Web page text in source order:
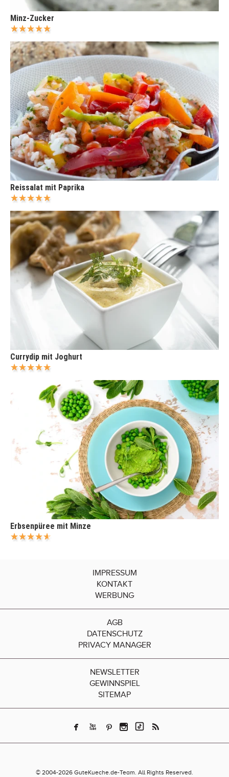
Minz-Zucker
Reissalat mit Paprika
Currydip mit Joghurt
Erbsenpüree mit Minze
IMPRESSUM
KONTAKT
WERBUNG
AGB
DATENSCHUTZ
PRIVACY MANAGER
NEWSLETTER
GEWINNSPIEL
SITEMAP
© 2004-2026 GuteKueche.de-Team. All Rights Reserved.